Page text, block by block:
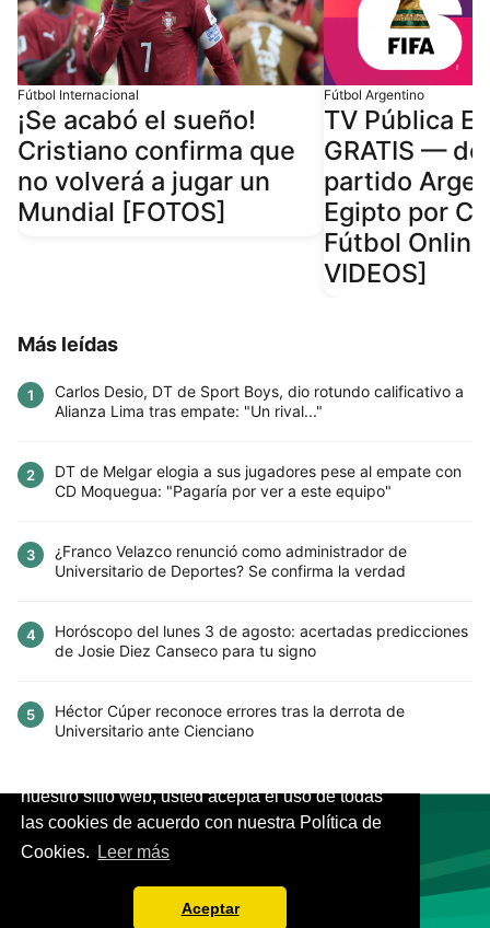
Este sitio utiliza cookies para mejorar la
nuestro sitio web, usted acepta el uso de todas
las cookies de acuerdo con nuestra Política de
Cookies.
Leer más
Aceptar
Fútbol Internacional
¡Se acabó el sueño!
Cristiano confirma que
no volverá a jugar un
Mundial [FOTOS]
Fútbol Argentino
TV Pública
GRATIS —
partido
Egipto por
Fútbol
VIDEOS]
Más leídas
1
Carlos Desio, DT de Sport Boys, dio rotundo calificativo a
Alianza Lima tras empate: "Un rival..."
2
DT de Melgar elogia a sus jugadores pese al empate con
CD Moquegua: "Pagaría por ver a este equipo"
3
¿Franco Velazco renunció como administrador de
Universitario de Deportes? Se confirma la verdad
4
Horóscopo del lunes 3 de agosto: acertadas predicciones
de Josie Diez Canseco para tu signo
5
Héctor Cúper reconoce errores tras la derrota de
Universitario ante Cienciano